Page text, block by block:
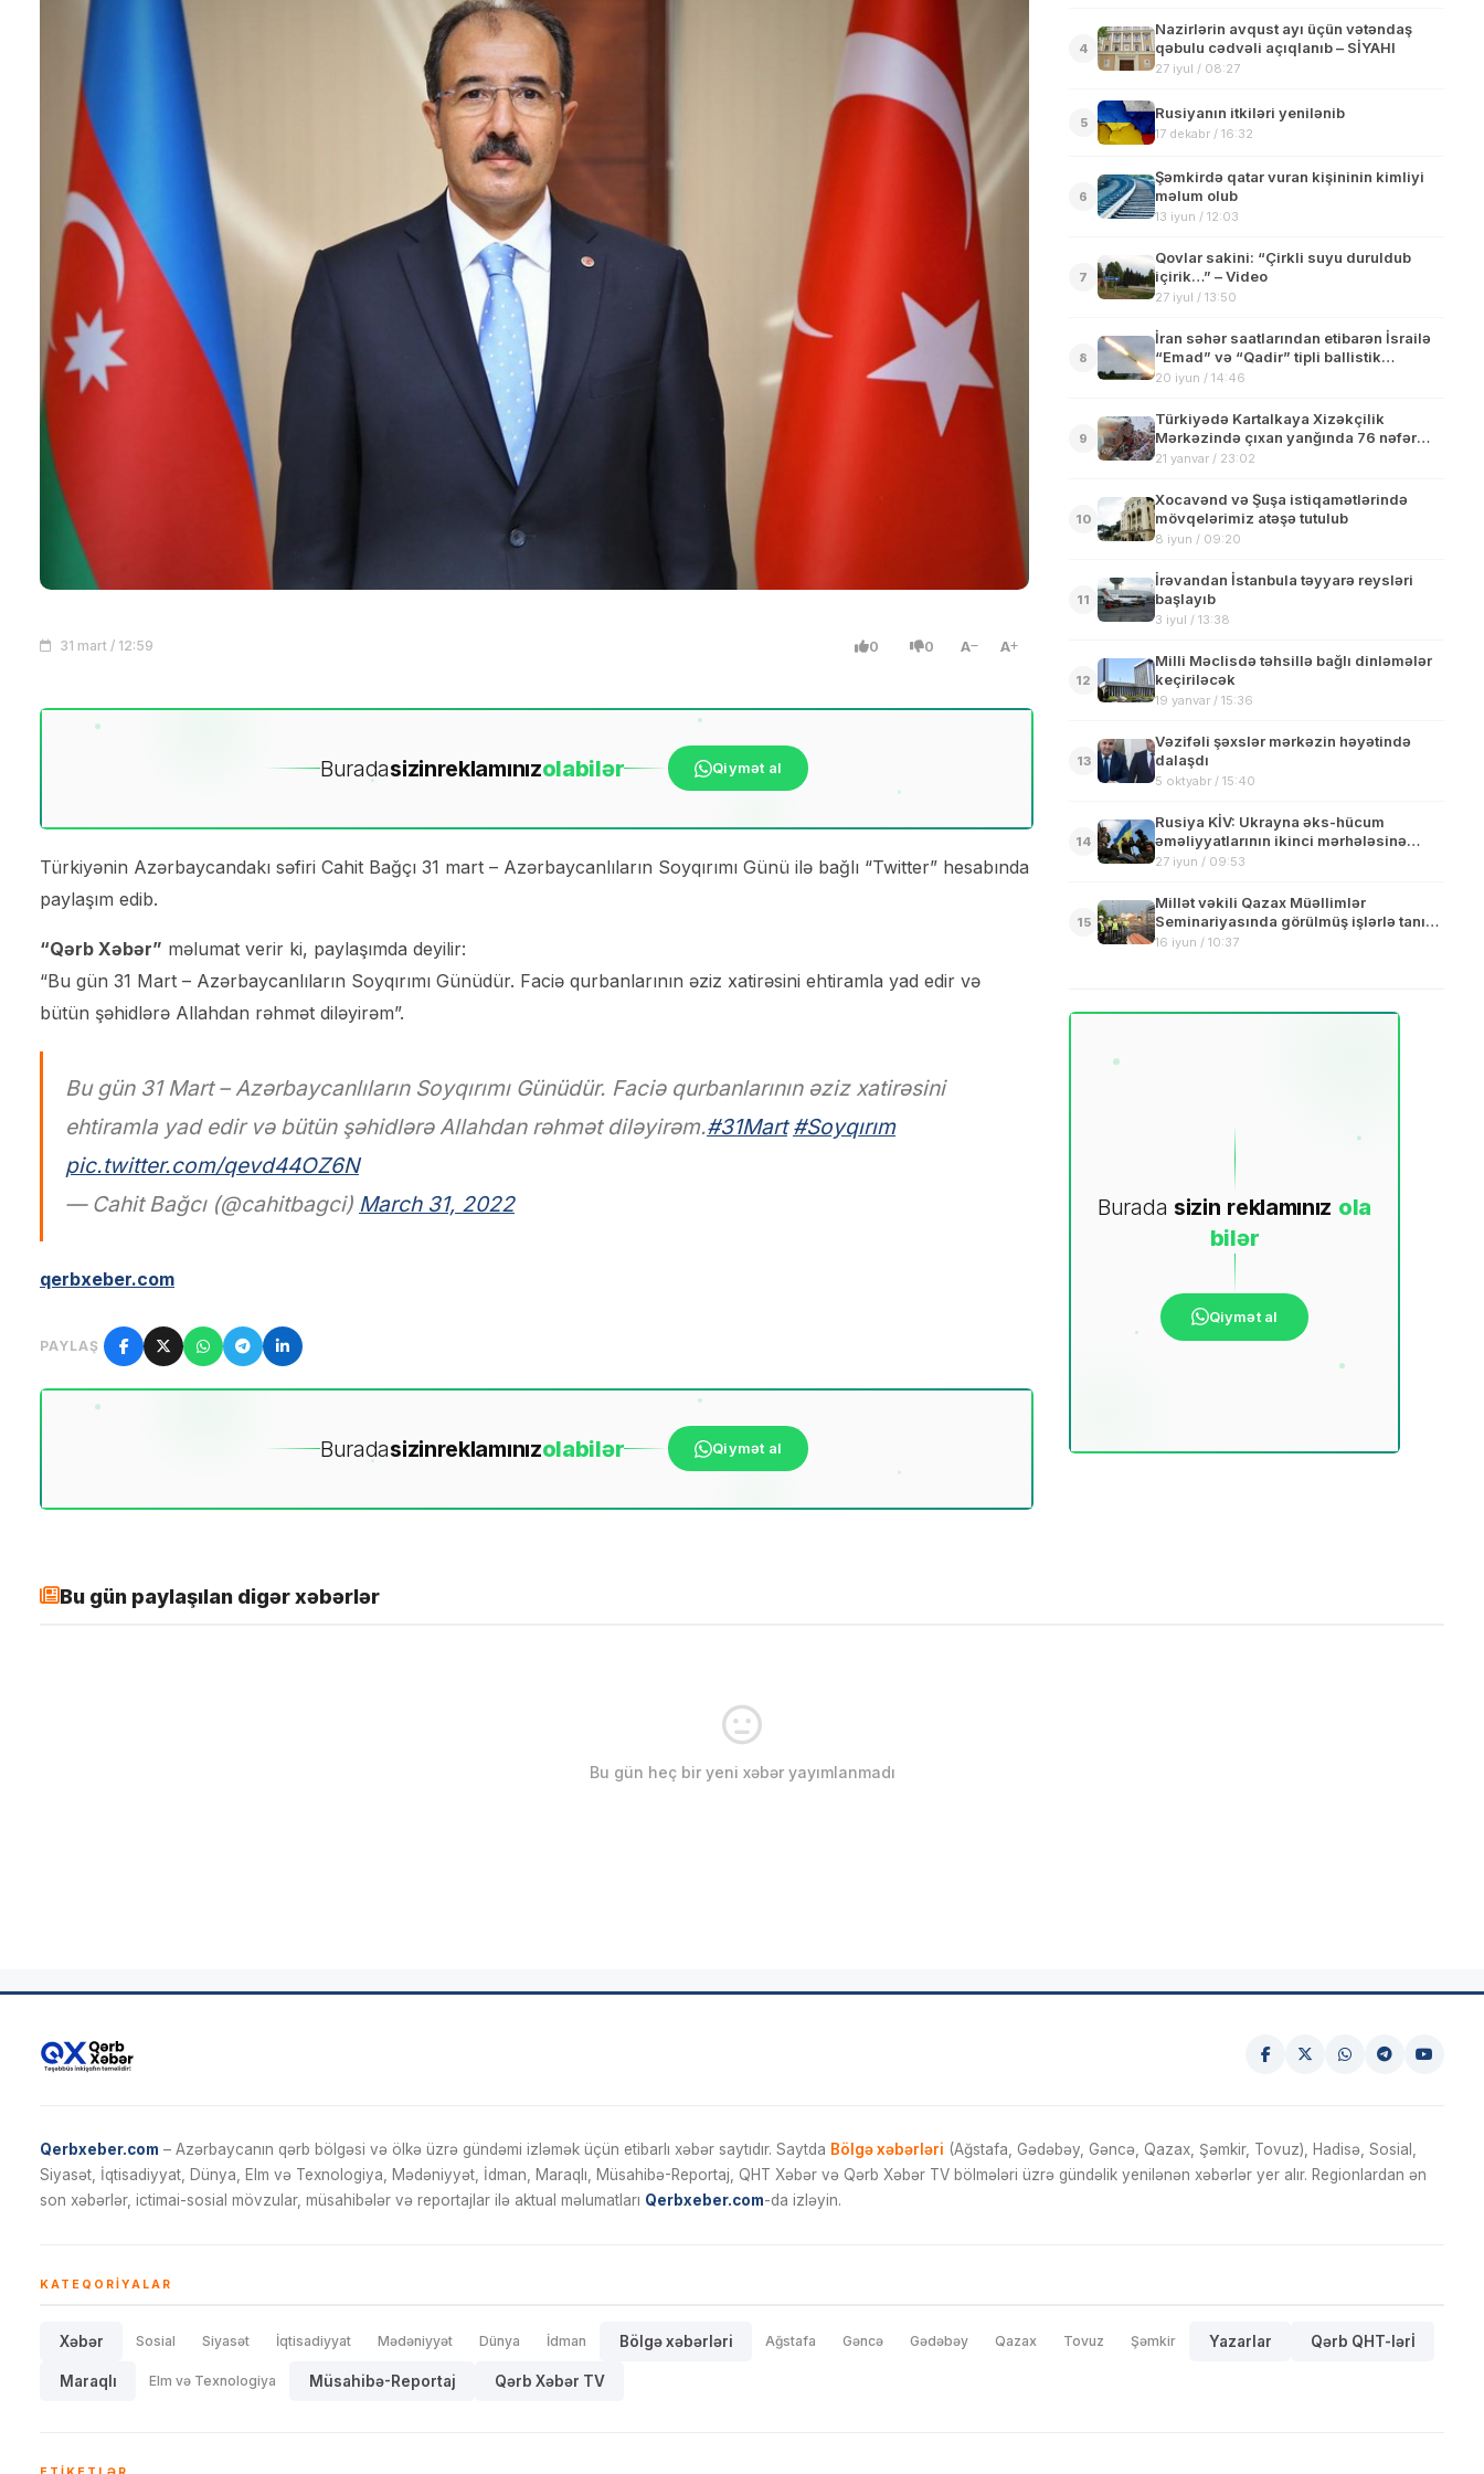
31 mart / 12:59 0 0 A A
Buradasizinreklamınızolabilər Qiymət al
Türkiyənin Azərbaycandakı səfiri Cahit Bağçı 31 mart – Azərbaycanlıların Soyqırımı Günü ilə bağlı “Twitter” hesabında
paylaşım edib.
“Qərb Xəbər” məlumat verir ki, paylaşımda deyilir:
“Bu gün 31 Mart – Azərbaycanlıların Soyqırımı Günüdür. Faciə qurbanlarının əziz xatirəsini ehtiramla yad edir və
bütün şəhidlərə Allahdan rəhmət diləyirəm”.
Bu gün 31 Mart – Azərbaycanlıların Soyqırımı Günüdür. Faciə qurbanlarının əziz xatirəsini
ehtiramla yad edir və bütün şəhidlərə Allahdan rəhmət diləyirəm.#31Mart #Soyqırım
pic.twitter.com/qevd44OZ6N
— Cahit Bağcı (@cahitbagci) March 31, 2022
qerbxeber.com
PAYLAŞ
Buradasizinreklamınızolabilər Qiymət al
4
Nazirlərin avqust ayı üçün vətəndaş
qəbulu cədvəli açıqlanıb – SİYAHI
27 iyul / 08:27
5
Rusiyanın itkiləri yenilənib
17 dekabr / 16:32
6
Şəmkirdə qatar vuran kişininin kimliyi
məlum olub
13 iyun / 12:03
7
Qovlar sakini: “Çirkli suyu duruldub
içirik…” – Video
27 iyul / 13:50
8
İran səhər saatlarından etibarən İsrailə
“Emad” və “Qadir” tipli ballistik
raketlərlə zərbə endirib
20 iyun / 14:46
9
Türkiyədə Kartalkaya Xizəkçilik
Mərkəzində çıxan yanğında 76 nəfər
həyatını itirdi-Yenilənib
21 yanvar / 23:02
10
Xocavənd və Şuşa istiqamətlərində
mövqelərimiz atəşə tutulub
8 iyun / 09:20
11
İrəvandan İstanbula təyyarə reysləri
başlayıb
3 iyul / 13:38
12
Milli Məclisdə təhsillə bağlı dinləmələr
keçiriləcək
19 yanvar / 15:36
13
Vəzifəli şəxslər mərkəzin həyətində
dalaşdı
5 oktyabr / 15:40
14
Rusiya KİV: Ukrayna əks-hücum
əməliyyatlarının ikinci mərhələsinə
başlayıb
27 iyun / 09:53
15
Millət vəkili Qazax Müəllimlər
Seminariyasında görülmüş işlərlə tanış
olub
16 iyun / 10:37
Burada sizin reklamınız ola
bilər
Qiymət al
Bu gün paylaşılan digər xəbərlər
Bu gün heç bir yeni xəbər yayımlanmadı
Qerbxeber.com – Azərbaycanın qərb bölgəsi və ölkə üzrə gündəmi izləmək üçün etibarlı xəbər saytıdır. Saytda Bölgə xəbərləri (Ağstafa, Gədəbəy, Gəncə, Qazax, Şəmkir, Tovuz), Hadisə, Sosial,
Siyasət, İqtisadiyyat, Dünya, Elm və Texnologiya, Mədəniyyət, İdman, Maraqlı, Müsahibə-Reportaj, QHT Xəbər və Qərb Xəbər TV bölmələri üzrə gündəlik yenilənən xəbərlər yer alır. Regionlardan ən
son xəbərlər, ictimai-sosial mövzular, müsahibələr və reportajlar ilə aktual məlumatları Qerbxeber.com-da izləyin.
KATEQORIYALAR
Xəbər Sosial Siyasət İqtisadiyyat Mədəniyyət Dünya İdman Bölgə xəbərləri Ağstafa Gəncə Gədəbəy Qazax Tovuz Şəmkir Yazarlar Qərb QHT-lərİ
Maraqlı Elm və Texnologiya Müsahibə-Reportaj Qərb Xəbər TV